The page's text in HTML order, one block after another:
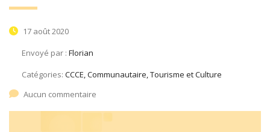
17 août 2020
Envoyé par : Florian
Catégories: CCCE, Communautaire, Tourisme et Culture
Aucun commentaire